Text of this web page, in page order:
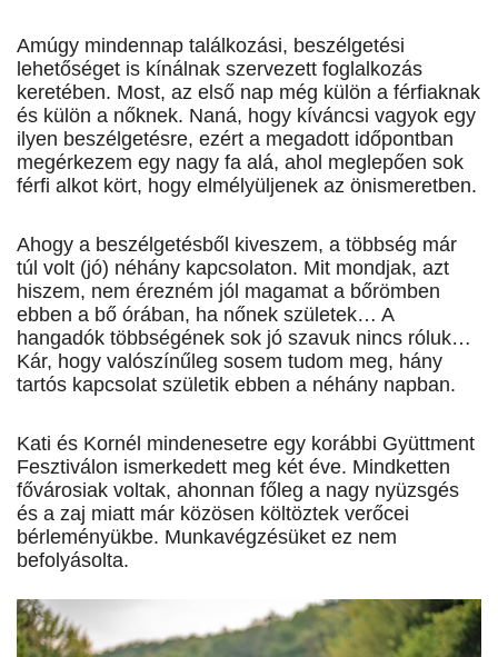
Amúgy mindennap találkozási, beszélgetési
lehetőséget is kínálnak szervezett foglalkozás
keretében. Most, az első nap még külön a férfiaknak
és külön a nőknek. Naná, hogy kíváncsi vagyok egy
ilyen beszélgetésre, ezért a megadott időpontban
megérkezem egy nagy fa alá, ahol meglepően sok
férfi alkot kört, hogy elmélyüljenek az önismeretben.
Ahogy a beszélgetésből kiveszem, a többség már
túl volt (jó) néhány kapcsolaton. Mit mondjak, azt
hiszem, nem érezném jól magamat a bőrömben
ebben a bő órában, ha nőnek születek… A
hangadók többségének sok jó szavuk nincs róluk…
Kár, hogy valószínűleg sosem tudom meg, hány
tartós kapcsolat születik ebben a néhány napban.
Kati és Kornél mindenesetre egy korábbi Gyüttment
Fesztiválon ismerkedett meg két éve. Mindketten
fővárosiak voltak, ahonnan főleg a nagy nyüzsgés
és a zaj miatt már közösen költöztek verőcei
bérleményükbe. Munkavégzésüket ez nem
befolyásolta.